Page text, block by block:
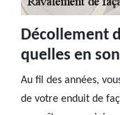
Décollement
quelles en
Au fil des années,
de votre enduit de